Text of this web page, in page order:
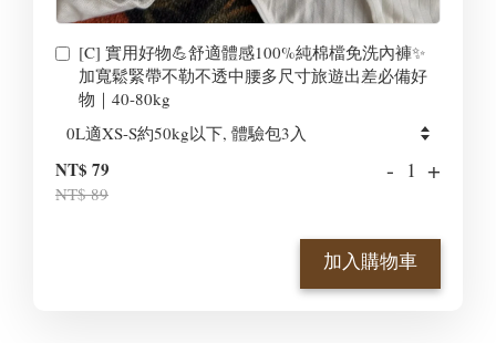
[C] 實用好物💪舒適體感100%純棉檔免洗內褲✨
加寬鬆緊帶不勒不透中腰多尺寸旅遊出差必備好
物｜40-80kg
NT$ 79
NT$ 89
- +
加入購物車